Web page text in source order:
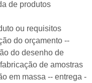
de produtos
ou requisitos
do orçamento --
do desenho de
de amostras
em massa -- entrega -